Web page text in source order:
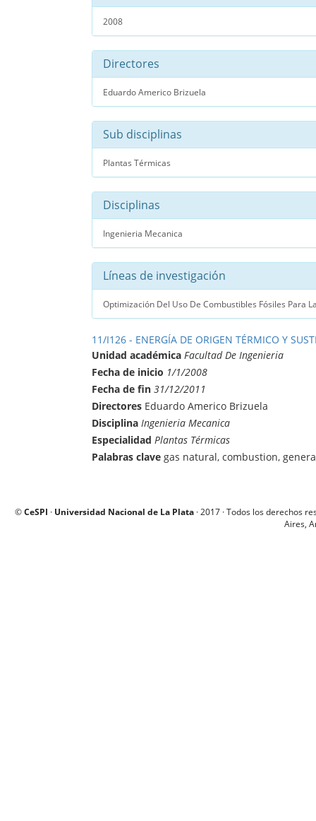
2008
Directores
Eduardo Americo Brizuela
Sub disciplinas
Plantas Térmicas
Disciplinas
Ingenieria Mecanica
Líneas de investigación
Optimización Del Uso De Combustibles Fósiles Para
11/I126 - ENERGÍA DE ORIGEN TÉRMICO Y
Unidad académica Facultad De Ingenieria
Fecha de inicio 1/1/2008
Fecha de fin 31/12/2011
Directores Eduardo Americo Brizuela
Disciplina Ingenieria Mecanica
Especialidad Plantas Térmicas
Palabras clave gas natural, combustion,
©CeSPI · Universidad Nacional de La Plata · 2017 · Todos los derechos
Aires,